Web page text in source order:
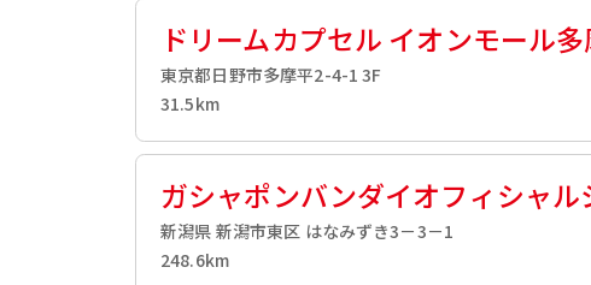
ドリームカプセル イオンモール
東京都日野市多摩平2-4-1 3F
31.5km
ガシャポンバンダイオフィシャ
新潟県 新潟市東区 はなみずき3－3－1
248.6km